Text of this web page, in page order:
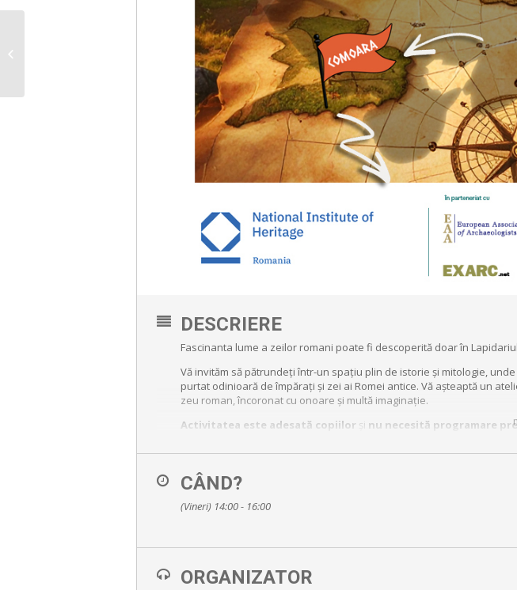
DESCRIERE
Fascinanta lume a zeilor romani poate fi descoperită doar în
Vă invităm să pătrundeți într-un spațiu plin de istorie și mitologie,
purtat odinioară de împărați și zei ai Romei antice. Vă așteaptă un
zeu roman, încoronat cu onoare și multă imaginație.
Activitatea este adesată copiilor și nu necesită programare
Coordonatori:
Anda Comiati – educator muzeal
Ionuț Dânca – student, Facultatea de Istorie și Filosofie din Cluj-
CÂND?
(Vineri) 14:00 - 16:00
ORGANIZATOR